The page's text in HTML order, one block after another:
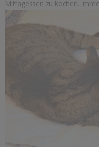
Mittagessen zu kochen.